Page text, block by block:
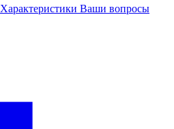
Характеристики Ваши вопросы